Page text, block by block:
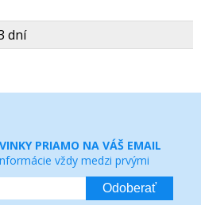
dní
PRIAMO NA VÁŠ EMAIL
vždy medzi prvými
Odoberať